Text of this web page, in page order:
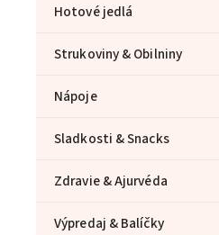
Hotové jedlá
Strukoviny & Obilniny
Nápoje
Sladkosti & Snacks
Zdravie & Ajurvéda
Výpredaj & Balíčky